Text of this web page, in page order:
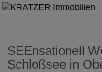
SEEnsationell
Schloßsee in